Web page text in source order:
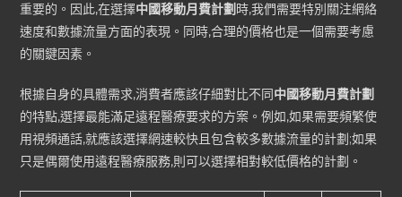
重要的。因此,在選擇中國移動月費計劃 時,我們需要特別關注網絡
速度和數據流量方面的表現。同時,合理的價格也是一個需要考慮
的關鍵因素。
根據自身的具體需求,消費者應該仔細對比不同中國移動月費計劃
的特點,選擇最能滿足遠程醫療要求的方案。例如,如果需要頻繁使
用視頻通話,就應該選擇網速較快且包含較多數據流量的計劃;如果
只是偶爾使用遠程醫療服務,則可以選擇相對較低價格的計劃。